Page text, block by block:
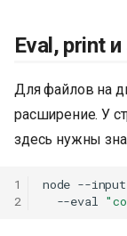
Eval, print
Для файлов на
расширение. У
здесь нужны
1
2
node --
--eval